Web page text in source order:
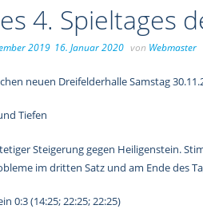
4. Spieltages
2019 16. Januar 2020 von Webmaster
neuen Dreifelderhalle Samstag
Tiefen
Steigerung gegen Heiligenstein.
im dritten Satz und am Ende des
0:3 (14:25; 22:25; 22:25)